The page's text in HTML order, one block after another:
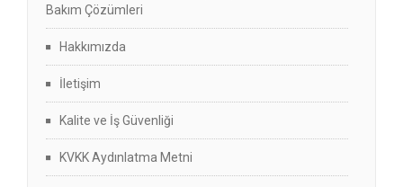
Bakım Çözümleri
Hakkımızda
İletişim
Kalite ve İş Güvenliği
KVKK Aydınlatma Metni